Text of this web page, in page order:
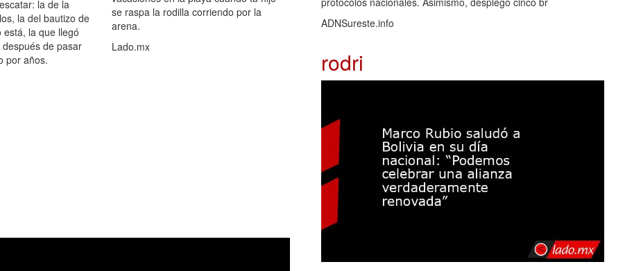
la de la
la del bautizo de
la que llegó
de pasar
por años.
se raspa la rodilla corriendo por la
arena.
Lado.mx
ADNSureste.info
rodri